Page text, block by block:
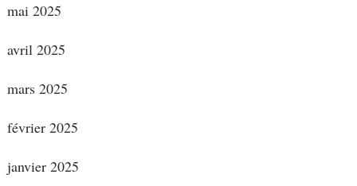
mai 2025
avril 2025
mars 2025
février 2025
janvier 2025